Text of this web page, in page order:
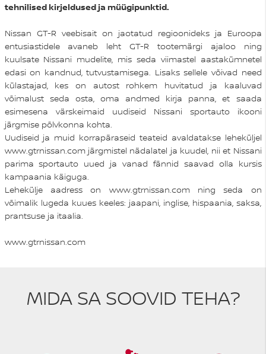
tehnilised kirjeldused ja müügipunktid.
Nissan GT-R veebisait on jaotatud regioonideks ja Euroopa
entusiastidele avaneb leht GT-R tootemärgi ajaloo ning
kuulsate Nissani mudelite, mis seda viimastel aastakümnetel
edasi on kandnud, tutvustamisega. Lisaks sellele võivad need
külastajad, kes on autost rohkem huvitatud ja kaaluvad
võimalust seda osta, oma andmed kirja panna, et saada
esimesena värskeimaid uudiseid Nissani sportauto ikooni
järgmise põlvkonna kohta.
Uudiseid ja muid korrapäraseid teateid avaldatakse leheküljel
www.gtrnissan.com järgmistel nädalatel ja kuudel, nii et Nissani
parima sportauto uued ja vanad fännid saavad olla kursis
kampaania käiguga.
Lehekülje aadress on www.gtrnissan.com ning seda on
võimalik lugeda kuues keeles: jaapani, inglise, hispaania, saksa,
prantsuse ja itaalia.
www.gtrnissan.com
MIDA SA SOOVID TEHA?